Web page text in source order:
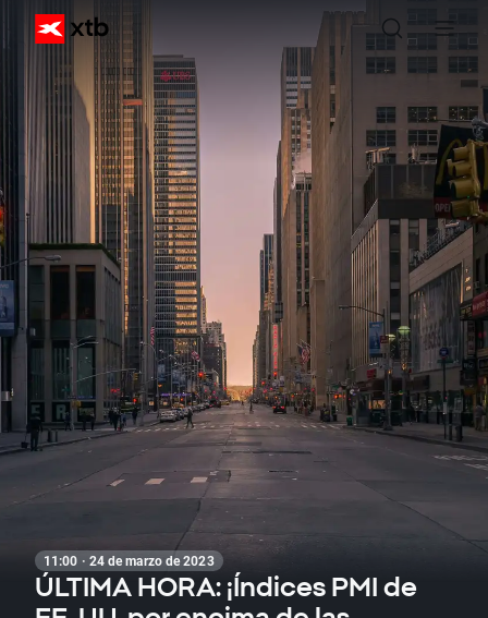
11:00 · 24 de marzo de 2023
ÚLTIMA HORA: ¡Índices PMI de